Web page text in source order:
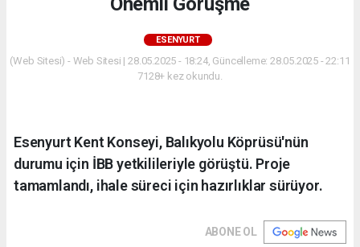
ESENYURT
(Web Sitesi) - Web Sitesi | 28.05.2025 - 18:24, Güncelleme: 28.05.2025 - 22:11
7128+ kez okundu.
Esenyurt Kent Konseyi, Balıkyolu Köprüsü'nün
durumu için İBB yetkilileriyle görüştü. Proje
tamamlandı, ihale süreci için hazırlıklar sürüyor.
ABONE OL